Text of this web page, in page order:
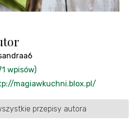
wpisów)
magiawkuchni.blox.pl/
przepisy autora